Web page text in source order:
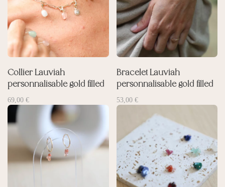
Collier Lauviah
personnalisable gold filled
69,00 €
Bracelet Lauviah
personnalisable gold filled
53,00 €